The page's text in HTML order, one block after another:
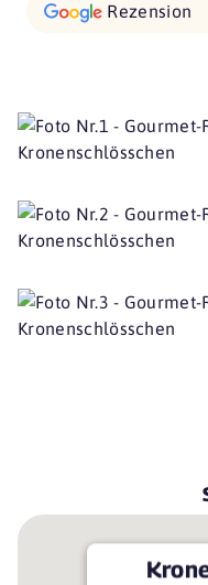
Rezension